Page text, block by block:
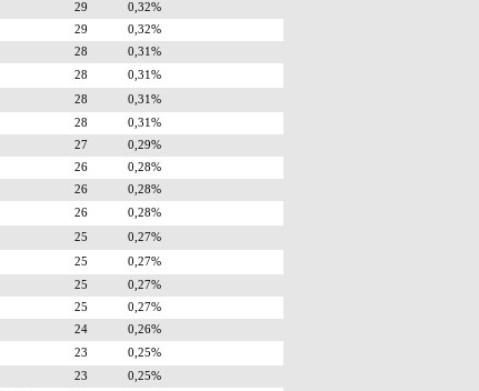
29
0,32%
29
0,32%
28
0,31%
28
0,31%
28
0,31%
28
0,31%
27
0,29%
26
0,28%
26
0,28%
26
0,28%
25
0,27%
25
0,27%
25
0,27%
25
0,27%
24
0,26%
23
0,25%
23
0,25%